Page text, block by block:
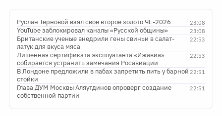
23:08
Руслан Терновой взял свое второе золото ЧЕ-2026
23:08
YouTube заблокировал каналы «Русской общины»
22:53
Британские ученые внедрили гены свиньи в салат-
латук для вкуса мяса
22:53
Лишенная сертификата эксплуатанта «Ижавиа»
собирается устранить замечания Росавиации
22:51
В Лондоне предложили в пабах запретить пить у барной
стойки
22:51
Глава ДУМ Москвы Аляутдинов опроверг создание
собственной партии